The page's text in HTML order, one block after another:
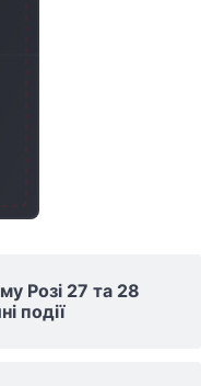
Розі 27 та 28
події